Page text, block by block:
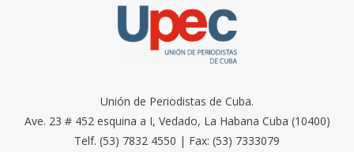
Unión de Periodistas de Cuba.
Ave. 23 # 452 esquina a I, Vedado, La Habana Cuba (10400)
Telf. (53) 7832 4550 | Fax: (53) 7333079